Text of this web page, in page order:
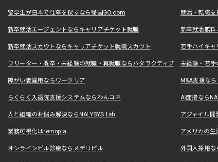
留学生が日本で仕事を探すなら帰国GO.com 就活・転職
新卒就活エージェントならキャリアチケット就職 新卒就活無料
新卒就活スカウトならキャリアチケット就職スカウト 若手ハイキ
フリーター・既卒・未経験の就職・再就職ならハタラクティブ 未経験・若手
障がい者雇用ならワークリア M&A支援な
らくらく入退院支援システムならわんコネ AI面接なら
人と組織のお悩み解決ならNALYSYS Lab. アジャイル
業務可視化はremopia アメリカの
オンラインピル診療ならメデリピル 外国人採用